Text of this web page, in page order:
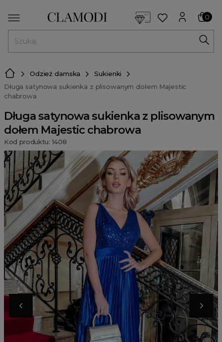
0
Odzież damska
Sukienki
Długa satynowa sukienka z plisowanym dołem Majestic
chabrowa
Długa satynowa sukienka z plisowanym
dołem Majestic chabrowa
Kod produktu: 1408